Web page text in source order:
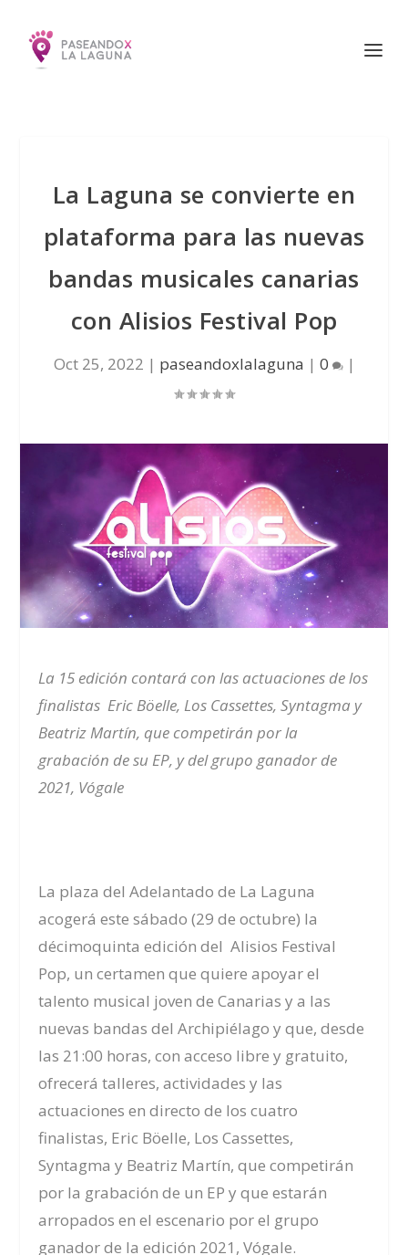
La Laguna se convierte en
plataforma para las nuevas
bandas musicales canarias
con Alisios Festival Pop
Oct 25, 2022 | paseandoxlalaguna | 0 |
La 15 edición contará con las actuaciones de los
finalistas Eric Böelle, Los Cassettes, Syntagma y
Beatriz Martín, que competirán por la
grabación de su EP, y del grupo ganador de
2021, Vógale
La plaza del Adelantado de La Laguna
acogerá este sábado (29 de octubre) la
décimoquinta edición del Alisios Festival
Pop, un certamen que quiere apoyar el
talento musical joven de Canarias y a las
nuevas bandas del Archipiélago y que, desde
las 21:00 horas, con acceso libre y gratuito,
ofrecerá talleres, actividades y las
actuaciones en directo de los cuatro
finalistas, Eric Böelle, Los Cassettes,
Syntagma y Beatriz Martín, que competirán
por la grabación de un EP y que estarán
arropados en el escenario por el grupo
ganador de la edición 2021, Vógale.